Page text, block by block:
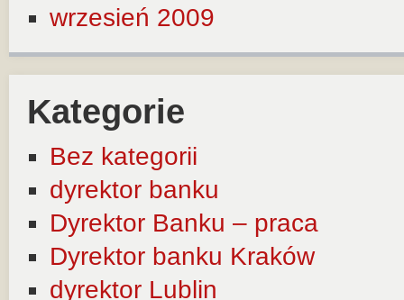
wrzesień 2009
Kategorie
Bez kategorii
dyrektor banku
Dyrektor Banku – praca
Dyrektor banku Kraków
dyrektor Lublin